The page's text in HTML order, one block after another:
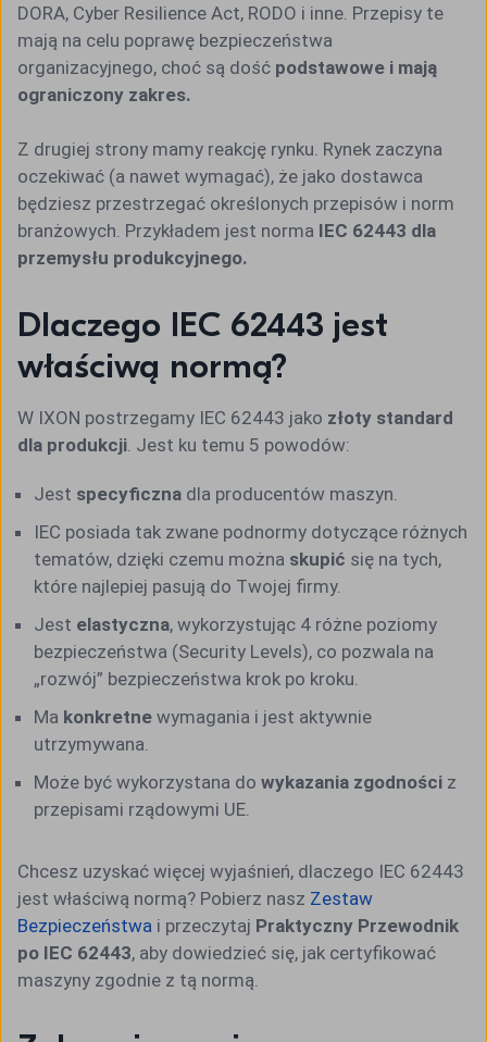
DORA, Cyber Resilience Act, RODO i inne. Przepisy te
mają na celu poprawę bezpieczeństwa
organizacyjnego, choć są dość podstawowe i mają
ograniczony zakres.
Z drugiej strony mamy reakcję rynku. Rynek zaczyna
oczekiwać (a nawet wymagać), że jako dostawca
będziesz przestrzegać określonych przepisów i norm
branżowych. Przykładem jest norma IEC 62443 dla
przemysłu produkcyjnego.
Dlaczego IEC 62443 jest
właściwą normą?
W IXON postrzegamy IEC 62443 jako złoty standard
dla produkcji . Jest ku temu 5 powodów:
Jest specyficzna dla producentów maszyn.
IEC posiada tak zwane podnormy dotyczące różnych
tematów, dzięki czemu można skupić się na tych,
które najlepiej pasują do Twojej firmy.
Jest elastyczna, wykorzystując 4 różne poziomy
bezpieczeństwa (Security Levels), co pozwala na
„rozwój” bezpieczeństwa krok po kroku.
Ma konkretne wymagania i jest aktywnie
utrzymywana.
Może być wykorzystana do wykazania zgodności z
przepisami rządowymi UE.
Chcesz uzyskać więcej wyjaśnień, dlaczego IEC 62443
jest właściwą normą? Pobierz nasz Zestaw
Bezpieczeństwa i przeczytaj Praktyczny Przewodnik
po IEC 62443, aby dowiedzieć się, jak certyfikować
maszyny zgodnie z tą normą.